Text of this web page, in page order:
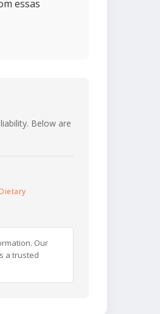
essas
Below are
Our
a trusted